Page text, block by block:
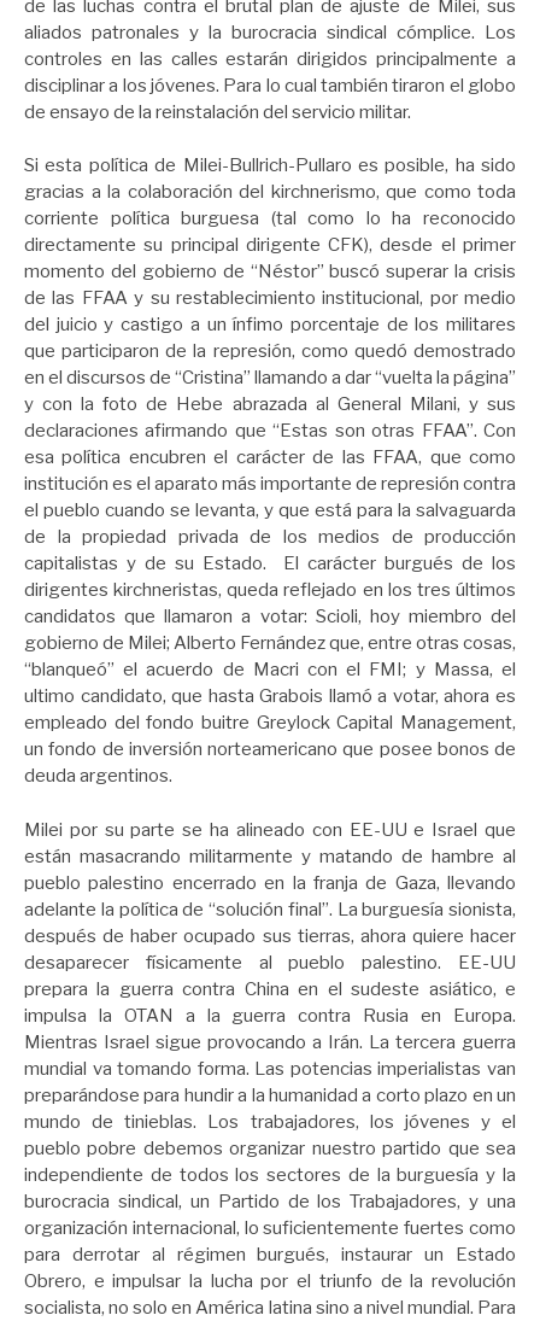
de las luchas contra el brutal plan de ajuste de Milei, sus
aliados patronales y la burocracia sindical cómplice. Los
controles en las calles estarán dirigidos principalmente a
disciplinar a los jóvenes. Para lo cual también tiraron el globo
de ensayo de la reinstalación del servicio militar.
Si esta política de Milei-Bullrich-Pullaro es posible, ha sido
gracias a la colaboración del kirchnerismo, que como toda
corriente política burguesa (tal como lo ha reconocido
directamente su principal dirigente CFK), desde el primer
momento del gobierno de “Néstor” buscó superar la crisis
de las FFAA y su restablecimiento institucional, por medio
del juicio y castigo a un ínfimo porcentaje de los militares
que participaron de la represión, como quedó demostrado
en el discursos de “Cristina” llamando a dar “vuelta la página”
y con la foto de Hebe abrazada al General Milani, y sus
declaraciones afirmando que “Estas son otras FFAA”. Con
esa política encubren el carácter de las FFAA, que como
institución es el aparato más importante de represión contra
el pueblo cuando se levanta, y que está para la salvaguarda
de la propiedad privada de los medios de producción
capitalistas y de su Estado. El carácter burgués de los
dirigentes kirchneristas, queda reflejado en los tres últimos
candidatos que llamaron a votar: Scioli, hoy miembro del
gobierno de Milei; Alberto Fernández que, entre otras cosas,
“blanqueó” el acuerdo de Macri con el FMI; y Massa, el
ultimo candidato, que hasta Grabois llamó a votar, ahora es
empleado del fondo buitre Greylock Capital Management,
un fondo de inversión norteamericano que posee bonos de
deuda argentinos.
Milei por su parte se ha alineado con EE-UU e Israel que
están masacrando militarmente y matando de hambre al
pueblo palestino encerrado en la franja de Gaza, llevando
adelante la política de “solución final”. La burguesía sionista,
después de haber ocupado sus tierras, ahora quiere hacer
desaparecer físicamente al pueblo palestino. EE-UU
prepara la guerra contra China en el sudeste asiático, e
impulsa la OTAN a la guerra contra Rusia en Europa.
Mientras Israel sigue provocando a Irán. La tercera guerra
mundial va tomando forma. Las potencias imperialistas van
preparándose para hundir a la humanidad a corto plazo en un
mundo de tinieblas. Los trabajadores, los jóvenes y el
pueblo pobre debemos organizar nuestro partido que sea
independiente de todos los sectores de la burguesía y la
burocracia sindical, un Partido de los Trabajadores, y una
organización internacional, lo suficientemente fuertes como
para derrotar al régimen burgués, instaurar un Estado
Obrero, e impulsar la lucha por el triunfo de la revolución
socialista, no solo en América latina sino a nivel mundial. Para